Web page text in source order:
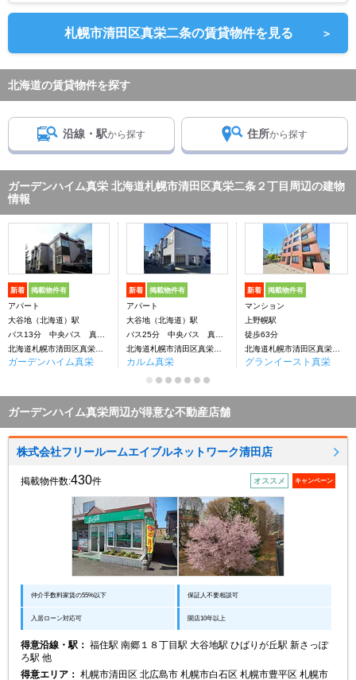
札幌市清田区真栄二条の賃貸物件を見る ＞
北海道の賃貸物件を探す
沿線・駅から探す 住所から探す
ガーデンハイム真栄 北海道札幌市清田区真栄二条２丁目周辺の建物
情報
新着 掲載物件有
アパート
大谷地（北海道）駅
バス13分 中央バス 真栄1-2下車：停歩5分
ガーデンハイム真栄
新着 掲載物件有
アパート
大谷地（北海道）駅
バス25分 中央バス 真栄1-2下車：停歩5分
カルム真栄
新着 掲載物件有
マンション
上野幌駅
徒歩63分
グランイースト真栄
ガーデンハイム真栄周辺が得意な不動産店舗
株式会社フリールームエイブルネットワーク清田店
掲載物件数:430件 オススメ キャンペーン
仲介手数料家賃の55%以下 保証人不要相談可
入居ローン対応可 開店10年以上
得意沿線・駅： 福住駅 南郷１８丁目駅 大谷地駅 ひばりが丘駅 新さっぽ
ろ駅 他
得意エリア： 札幌市清田区 北広島市 札幌市白石区 札幌市豊平区 札幌市